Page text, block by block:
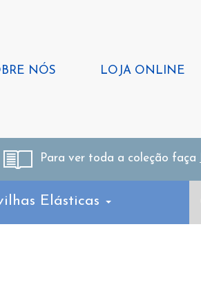
NÓS LOJA ONLINE
Para ver toda a coleção faça
Elásticas